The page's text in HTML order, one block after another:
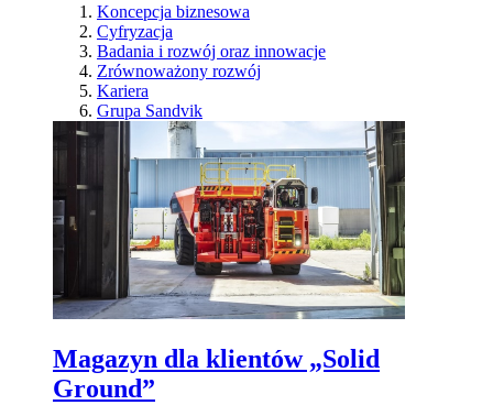
Koncepcja biznesowa
Cyfryzacja
Badania i rozwój oraz innowacje
Zrównoważony rozwój
Kariera
Grupa Sandvik
Magazyn dla klientów „Solid
Ground”